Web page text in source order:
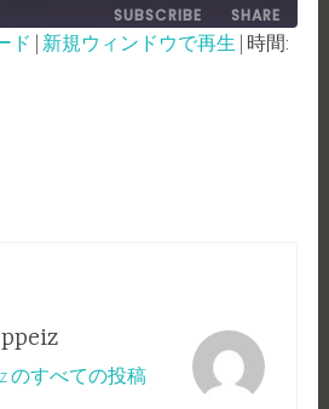
FORWARD
30
SUBSCRIBE SHARE
ド | 新規ウィンドウで再生 | 時間:
のすべての投稿